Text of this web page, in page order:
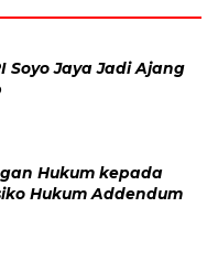
Soyo Jaya Jadi Ajang
Hukum kepada
Hukum Addendum